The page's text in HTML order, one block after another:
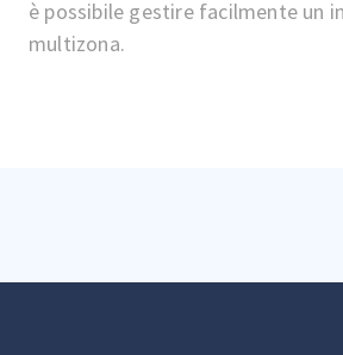
(scalda salviette).